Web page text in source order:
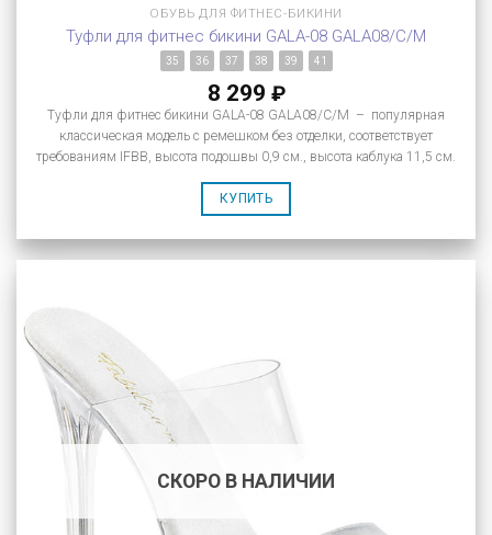
ОБУВЬ ДЛЯ ФИТНЕС-БИКИНИ
Туфли для фитнес бикини GALA-08 GALA08/C/M
35 36 37 38 39 41
8 299 ₽
Туфли для фитнес бикини GALA-08 GALA08/C/M – популярная
классическая модель с ремешком без отделки, соответствует
требованиям IFBB, высота подошвы 0,9 см., высота каблука 11,5 см.
КУПИТЬ
СКОРО В НАЛИЧИИ